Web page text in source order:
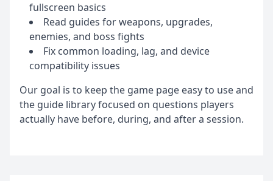
fullscreen basics
Read guides for weapons, upgrades,
enemies, and boss fights
Fix common loading, lag, and device
compatibility issues
Our goal is to keep the game page easy to use and
the guide library focused on questions players
actually have before, during, and after a session.